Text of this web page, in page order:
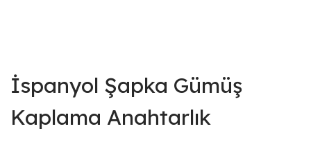
İspanyol Şapka Gümüş
Kaplama Anahtarlık